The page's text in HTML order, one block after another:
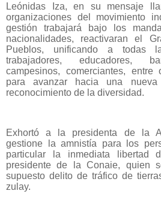
Leónidas Iza, en su mensaje
organizaciones del movimiento
gestión trabajará bajo los
nacionalidades, reactivaran el
Pueblos, unificando a todas
trabajadores, educadores,
campesinos, comerciantes, entre
para avanzar hacia una
reconocimiento de la diversidad.
Exhortó a la presidenta de la
gestione la amnistía para los
particular la inmediata libertad
presidente de la Conaie, quien
supuesto delito de tráfico de
zulay.